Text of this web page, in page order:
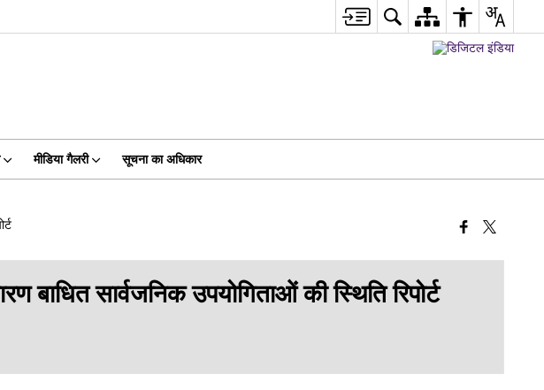
मीडिया गैलरी सूचना का अधिकार
सार्वजनिक उपयोगिताओं की स्थिति रिपोर्ट